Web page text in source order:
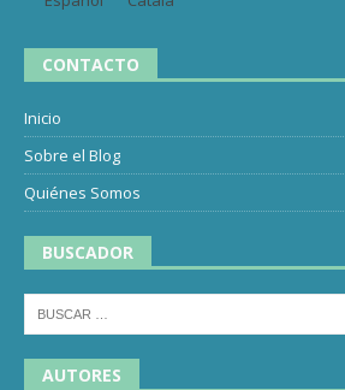
CONTACTO
Inicio
Sobre el Blog
Quiénes Somos
BUSCADOR
AUTORES